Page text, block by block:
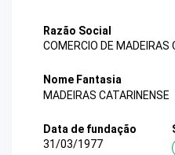
Razão Social
COMERCIO DE MADEIRAS
Nome Fantasia
MADEIRAS CATARINENSE
Data de fundação
31/03/1977